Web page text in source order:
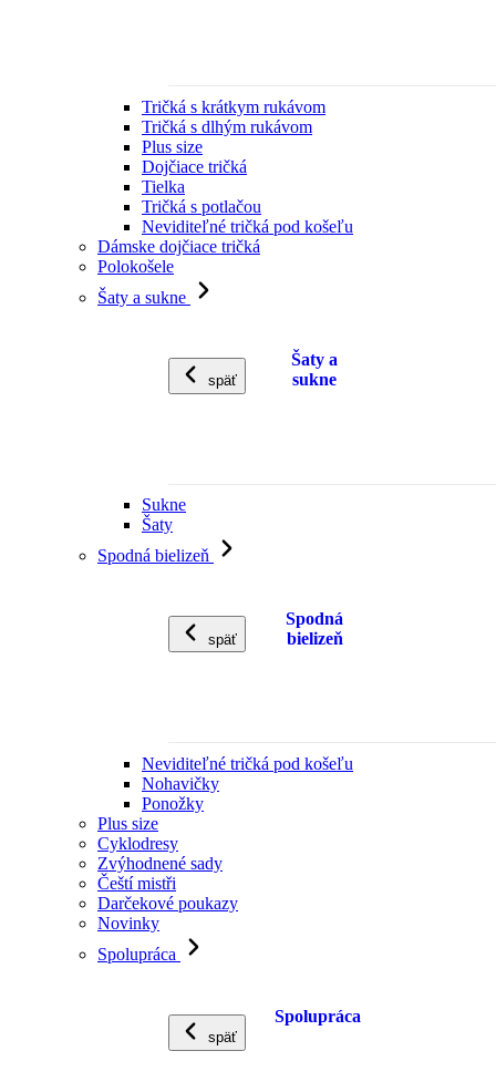
Tričká s krátkym rukávom
Tričká s dlhým rukávom
Plus size
Dojčiace tričká
Tielka
Tričká s potlačou
Neviditeľné tričká pod košeľu
Dámske dojčiace tričká
Polokošele
Šaty a sukne
späť
Šaty a
sukne
Sukne
Šaty
Spodná bielizeň
späť
Spodná
bielizeň
Neviditeľné tričká pod košeľu
Nohavičky
Ponožky
Plus size
Cyklodresy
Zvýhodnené sady
Čeští mistři
Darčekové poukazy
Novinky
Spolupráca
späť
Spolupráca